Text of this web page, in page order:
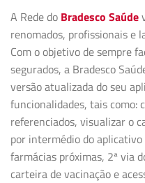
A Rede do Bradesco Saúde
renomados, profissionais e
Com o objetivo de sempre
segurados, a Bradesco
versão atualizada do seu
funcionalidades, tais como:
referenciados, visualizar o
por intermédio do
farmácias próximas, 2ª via
carteira de vacinação e